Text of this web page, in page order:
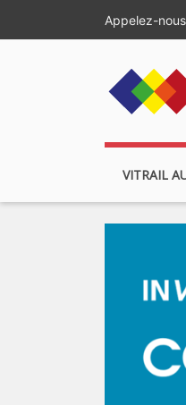
Appelez-
VITRAIL